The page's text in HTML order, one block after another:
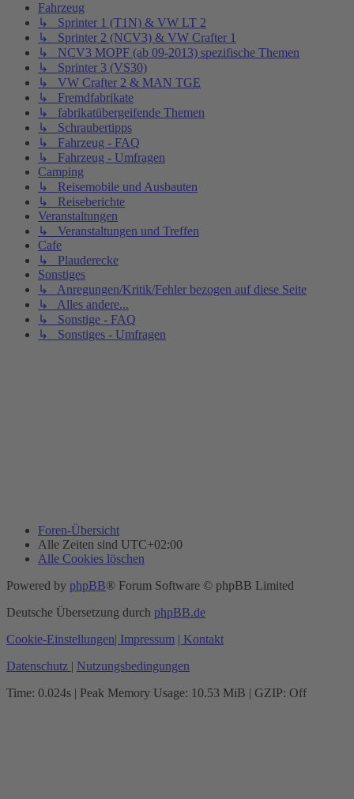
Fahrzeug
↳ Sprinter 1 (T1N) & VW LT 2
↳ Sprinter 2 (NCV3) & VW Crafter 1
↳ NCV3 MOPF (ab 09-2013) spezifische Themen
↳ Sprinter 3 (VS30)
↳ VW Crafter 2 & MAN TGE
↳ Fremdfabrikate
↳ fabrikatübergeifende Themen
↳ Schraubertipps
↳ Fahrzeug - FAQ
↳ Fahrzeug - Umfragen
Camping
↳ Reisemobile und Ausbauten
↳ Reiseberichte
Veranstaltungen
↳ Veranstaltungen und Treffen
Cafe
↳ Plauderecke
Sonstiges
↳ Anregungen/Kritik/Fehler bezogen auf diese Seite
↳ Alles andere...
↳ Sonstige - FAQ
↳ Sonstiges - Umfragen
Foren-Übersicht
Alle Zeiten sind UTC+02:00
Alle Cookies löschen
Powered by phpBB® Forum Software © phpBB Limited
Deutsche Übersetzung durch phpBB.de
Cookie-Einstellungen| Impressum | Kontakt
Datenschutz | Nutzungsbedingungen
Time: 0.024s | Peak Memory Usage: 10.53 MiB | GZIP: Off